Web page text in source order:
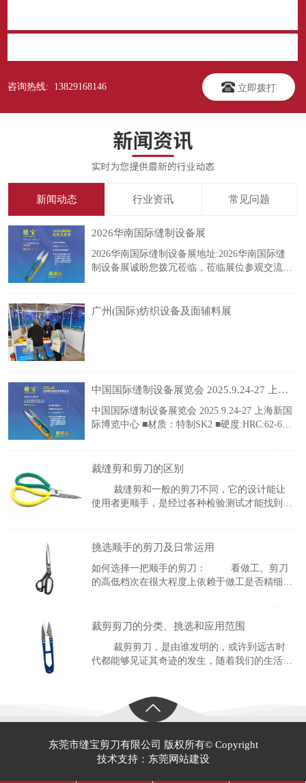
咨询热线: 13829168146 立即拨打
新闻动态 行业资讯 常见问题
2026华南国际缝制设备展
2026华南国际缝制设备展地址:2026华南国际缝
制设备展诚盼您拨冗莅临，莅临展位参观交流、
广州(国际)纺织设备及面辅料展
中国国际缝制设备展览会 2025.9.24-27 上海新国际博览中心
中国国际缝制设备展览会 2025.9.24-27 上海新国
际博览中心 ■材质：特制SK2 ■硬度:HRC:62-63°
为用户一直期待的优秀品质,引领修线剪新时
裁缝剪和剪刀的区别
裁缝剪和一般的剪刀不同，它的设计能让
使用者更顺手，是经过各种检验测试才能找到的
月形对等排列，而服装剪的把手并不是对称的，
挑选顺手的剪刀及日常运用
如何选择一把顺手的剪刀： 看做工。剪刀
的高低档次在很大程度上依赖于做工是否精细。
开剪刀，然后平缓合上，感觉剪
裁剪剪刀的分类、挑选和应用范围
裁剪剪刀，是由谁发明的，或许到远古时
代都能够见证其奇迹的发生，随着我们的生活改
东莞市缝宝剪刀有限公司 版权所有© Copyright
技术支持：东莞网站建设